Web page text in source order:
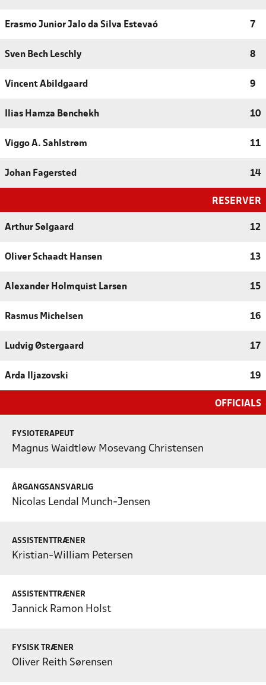
Erasmo Junior Jalo da Silva Estevaó 7
Sven Bech Leschly 8
Vincent Abildgaard 9
Ilias Hamza Benchekh 10
Viggo A. Sahlstrøm 11
Johan Fagersted 14
RESERVER
Arthur Sølgaard 12
Oliver Schaadt Hansen 13
Alexander Holmquist Larsen 15
Rasmus Michelsen 16
Ludvig Østergaard 17
Arda Iljazovski 19
OFFICIALS
FYSIOTERAPEUT
Magnus Waidtløw Mosevang Christensen
ÅRGANGSANSVARLIG
Nicolas Lendal Munch-Jensen
ASSISTENTTRÆNER
Kristian-William Petersen
ASSISTENTTRÆNER
Jannick Ramon Holst
FYSISK TRÆNER
Oliver Reith Sørensen